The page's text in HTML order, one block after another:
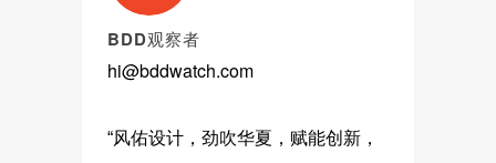
BDD观察者
hi@bddwatch.com
“风佑设计，劲吹华夏，赋能创新，